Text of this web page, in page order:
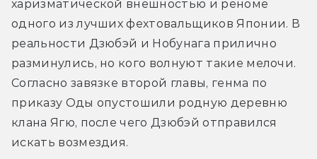
харизматической внешностью и реноме
одного из лучших фехтовальщиков Японии. В
реальности Дзюбэй и Нобунага прилично
разминулись, но кого волнуют такие мелочи.
Согласно завязке второй главы, генма по
приказу Оды опустошили родную деревню
клана Ягю, после чего Дзюбэй отправился
искать возмездия.